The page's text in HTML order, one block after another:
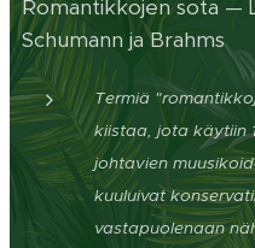
Romantikkojen sota —
Schumann ja Brahms
Termiä
kiistaa, jota käytiin
johtavien
kuuluivat
vastapuolenaan